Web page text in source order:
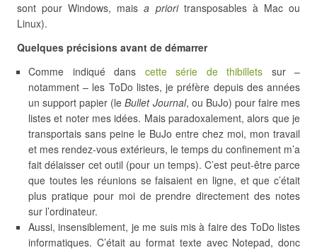
sont pour Windows, maisa prioritransposables à Mac ou
Linux).
Quelques précisions avant de démarrer
Comme indiqué dans cette série de thibillets sur –
notamment – les ToDo listes, je préfère depuis des années
un support papier (leBullet Journal, ou BuJo) pour faire mes
listes et noter mes idées. Mais paradoxalement, alors que je
transportais sans peine le BuJo entre chez moi, mon travail
et mes rendez-vous extérieurs, le temps du confinement m’a
fait délaisser cet outil (pour un temps). C’est peut-être parce
que toutes les réunions se faisaient en ligne, et que c’était
plus pratique pour moi de prendre directement des notes
sur l’ordinateur.
Aussi, insensiblement, je me suis mis à faire des ToDo listes
informatiques. C’était au format texte avec Notepad, donc